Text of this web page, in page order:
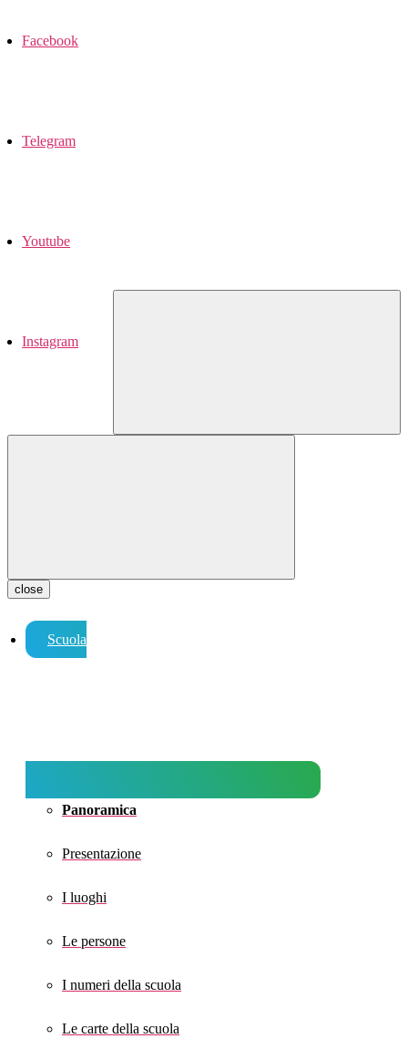
Facebook
Telegram
Youtube
Instagram
close
Scuola
Panoramica
Presentazione
I luoghi
Le persone
I numeri della scuola
Le carte della scuola